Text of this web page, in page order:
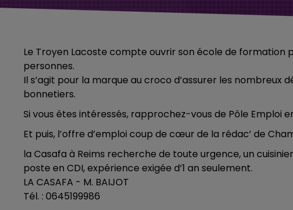
Le Troyen Lacoste compte ouvrir son école de
personnes.
Il s’agit pour la marque au croco d’assurer les
bonnetiers.
Si vous êtes intéressés, rapprochez-vous de Pôle Emploi
Et puis, l’offre d’emploi coup de cœur de la rédac’ de
la Casafa à Reims recherche de toute urgence, un
poste en CDI, expérience exigée d’1 an seulement.
LA CASAFA - M. BAIJOT
Tél. : 0645199986